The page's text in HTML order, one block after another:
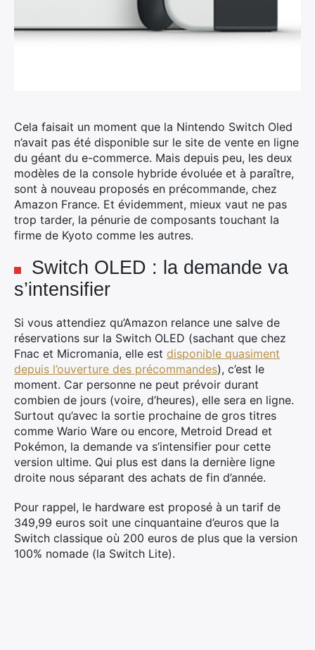
Cela faisait un moment que la Nintendo Switch Oled
n’avait pas été disponible sur le site de vente en ligne
du géant du e-commerce. Mais depuis peu, les deux
modèles de la console hybride évoluée et à paraître,
sont à nouveau proposés en précommande, chez
Amazon France. Et évidemment, mieux vaut ne pas
trop tarder, la pénurie de composants touchant la
firme de Kyoto comme les autres.
Switch OLED : la demande va
s’intensifier
Si vous attendiez qu’Amazon relance une salve de
réservations sur la Switch OLED (sachant que chez
Fnac et Micromania, elle est disponible quasiment
depuis l’ouverture des précommandes), c’est le
moment. Car personne ne peut prévoir durant
combien de jours (voire, d’heures), elle sera en ligne.
Surtout qu’avec la sortie prochaine de gros titres
comme Wario Ware ou encore, Metroid Dread et
Pokémon, la demande va s’intensifier pour cette
version ultime. Qui plus est dans la dernière ligne
droite nous séparant des achats de fin d’année.
Pour rappel, le hardware est proposé à un tarif de
349,99 euros soit une cinquantaine d’euros que la
Switch classique où 200 euros de plus que la version
100% nomade (la Switch Lite).